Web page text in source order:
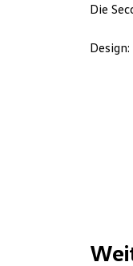
Die